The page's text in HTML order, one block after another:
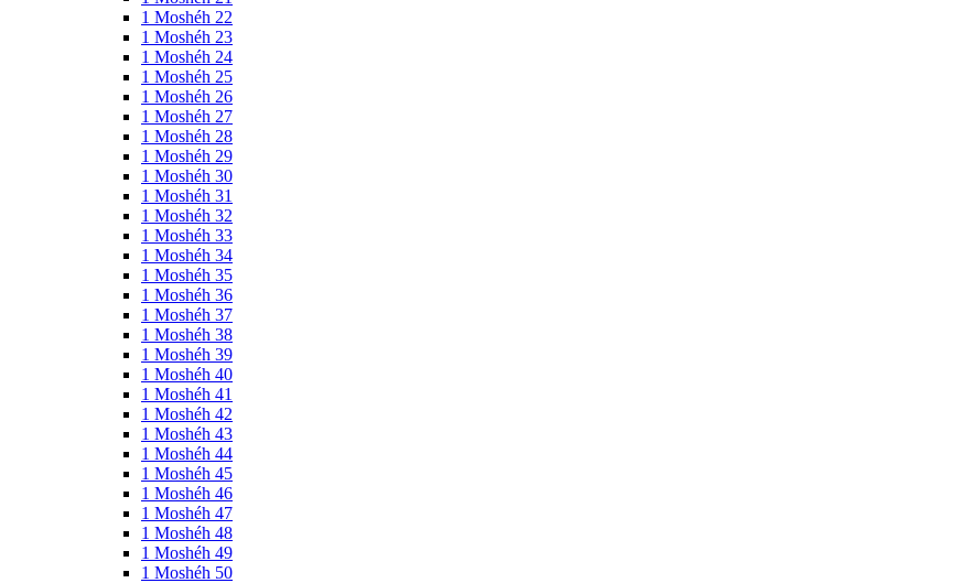
1 Moshéh 22
1 Moshéh 23
1 Moshéh 24
1 Moshéh 25
1 Moshéh 26
1 Moshéh 27
1 Moshéh 28
1 Moshéh 29
1 Moshéh 30
1 Moshéh 31
1 Moshéh 32
1 Moshéh 33
1 Moshéh 34
1 Moshéh 35
1 Moshéh 36
1 Moshéh 37
1 Moshéh 38
1 Moshéh 39
1 Moshéh 40
1 Moshéh 41
1 Moshéh 42
1 Moshéh 43
1 Moshéh 44
1 Moshéh 45
1 Moshéh 46
1 Moshéh 47
1 Moshéh 48
1 Moshéh 49
1 Moshéh 50